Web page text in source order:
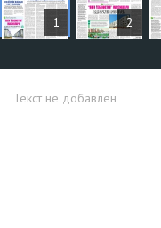
1 2
Текст не добавлен